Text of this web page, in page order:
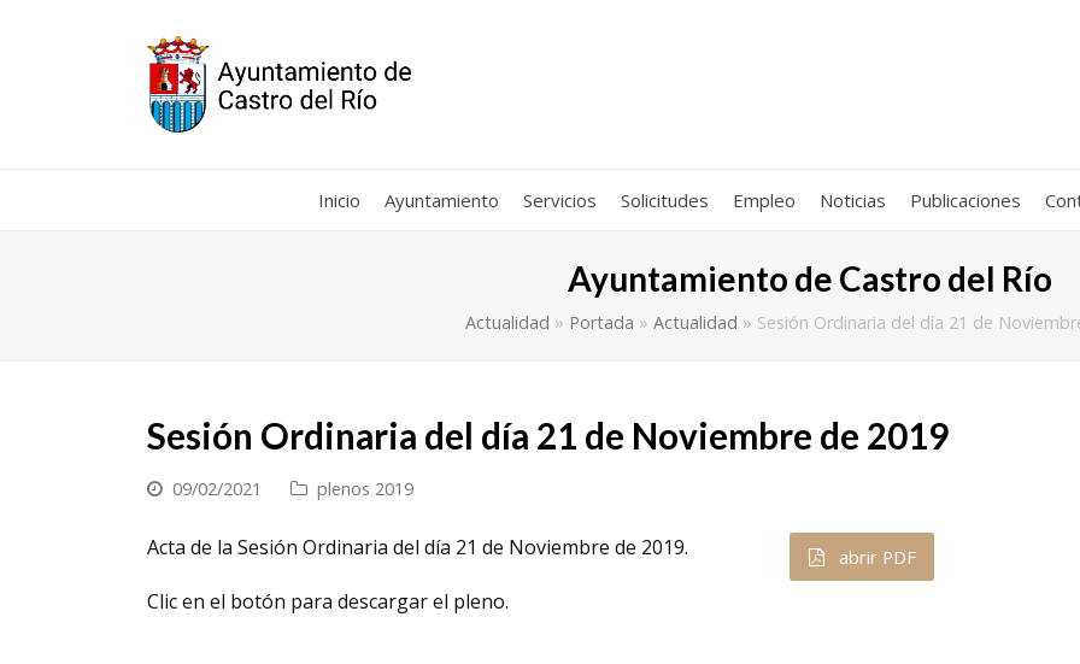
Inicio Ayuntamiento Servicios Solicitudes Empleo Noticias Publicaciones
Ayuntamiento de Castro del Río
Actualidad » Portada » Actualidad » Sesión Ordinaria del día 21 de
Sesión Ordinaria del día 21 de Noviembre de 2019
09/02/2021 plenos 2019
Acta de la Sesión Ordinaria del día 21 de Noviembre de 2019.
Clic en el botón para descargar el pleno.
abrir PDF